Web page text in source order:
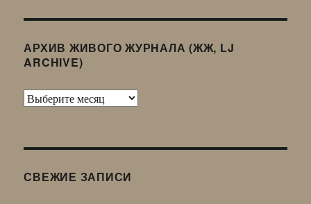
АРХИВ ЖИВОГО ЖУРНАЛА (ЖЖ, LJ
ARCHIVE)
Архив
LJ
СВЕЖИЕ ЗАПИСИ